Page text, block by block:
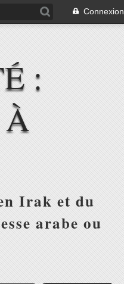
Connexion
:
Irak et du
arabe ou